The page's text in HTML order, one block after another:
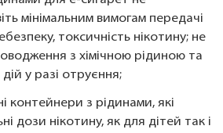
мінімальним вимогам передачі
токсичність нікотину; не
з хімічною рідиною та
у разі отруєння;
контейнери з рідинами, які
дози нікотину, як для дітей так і